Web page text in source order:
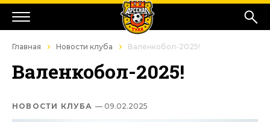
Главная Новости клуба Валенкобол-2025!
Валенкобол-2025!
НОВОСТИ КЛУБА — 09.02.2025